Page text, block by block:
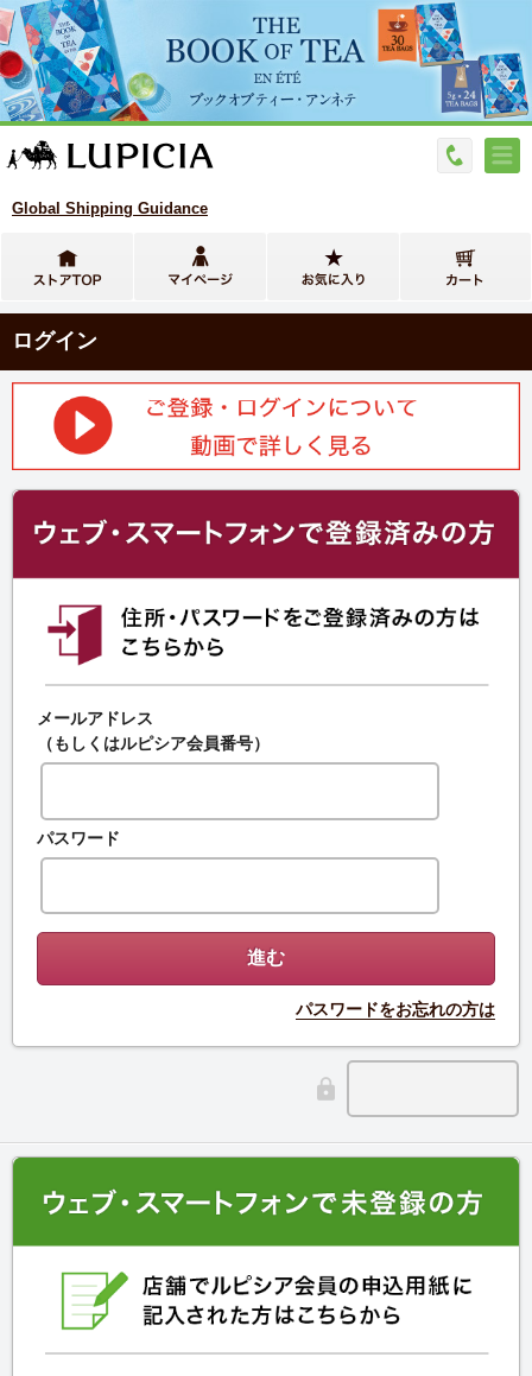
Global Shipping Guidance
ログイン
メールアドレス
（もしくはルピシア会員番号）
パスワード
パスワードをお忘れの方は